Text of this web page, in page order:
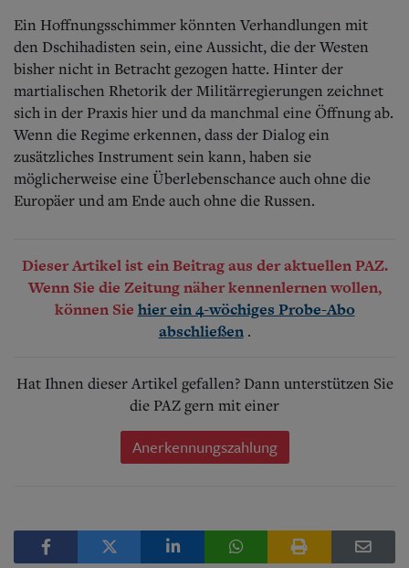
Ein Hoffnungsschimmer könnten Verhandlungen mit
den Dschihadisten sein, eine Aussicht, die der Westen
bisher nicht in Betracht gezogen hatte. Hinter der
martialischen Rhetorik der Militärregierungen zeichnet
sich in der Praxis hier und da manchmal eine Öffnung ab.
Wenn die Regime erkennen, dass der Dialog ein
zusätzliches Instrument sein kann, haben sie
möglicherweise eine Überlebenschance auch ohne die
Europäer und am Ende auch ohne die Russen.
Dieser Artikel ist ein Beitrag aus der aktuellen PAZ.
Wenn Sie die Zeitung näher kennenlernen wollen,
können Sie hier ein 4-wöchiges Probe-Abo
abschließen .
Hat Ihnen dieser Artikel gefallen? Dann unterstützen Sie
die PAZ gern mit einer
Anerkennungszahlung